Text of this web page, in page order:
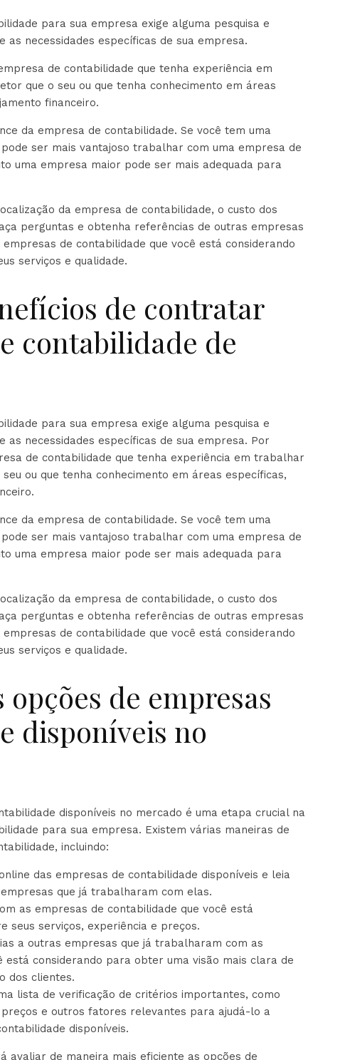
para sua empresa exige alguma pesquisa e
as necessidades específicas de sua empresa.
de contabilidade que tenha experiência em
que o seu ou que tenha conhecimento em áreas
financeiro.
da empresa de contabilidade. Se você tem uma
ser mais vantajoso trabalhar com uma empresa de
uma empresa maior pode ser mais adequada para
da empresa de contabilidade, o custo dos
perguntas e obtenha referências de outras empresas
de contabilidade que você está considerando
serviços e qualidade.
de contratar
contabilidade de
para sua empresa exige alguma pesquisa e
as necessidades específicas de sua empresa. Por
de contabilidade que tenha experiência em trabalhar
ou que tenha conhecimento em áreas específicas,
da empresa de contabilidade. Se você tem uma
ser mais vantajoso trabalhar com uma empresa de
uma empresa maior pode ser mais adequada para
da empresa de contabilidade, o custo dos
perguntas e obtenha referências de outras empresas
de contabilidade que você está considerando
serviços e qualidade.
de empresas
disponíveis no
disponíveis no mercado é uma etapa crucial na
para sua empresa. Existem várias maneiras de
incluindo:
das empresas de contabilidade disponíveis e leia
que já trabalharam com elas.
as empresas de contabilidade que você está
seus serviços, experiência e preços.
a outras empresas que já trabalharam com as
está considerando para obter uma visão mais clara de
dos clientes.
lista de verificação de critérios importantes, como
e outros fatores relevantes para ajudá-lo a
disponíveis.
avaliar de maneira mais eficiente as opções de